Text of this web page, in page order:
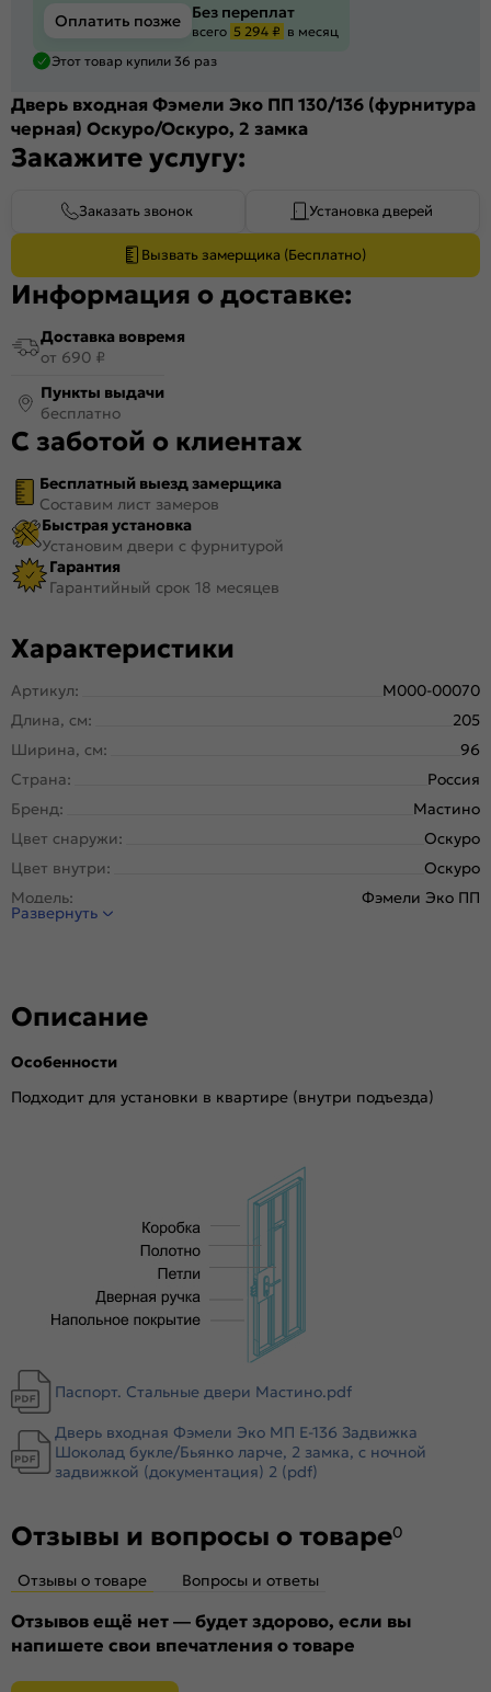
Оплатить позже Без переплат
всего 5 294 ₽ в месяц
Этот товар купили 36 раз
Дверь входная Фэмели Эко ПП 130/136 (фурнитура
черная) Оскуро/Оскуро, 2 замка
Закажите услугу:
Заказать звонок Установка дверей
Вызвать замерщика (Бесплатно)
Информация о доставке:
Доставка вовремя
от 690 ₽
Пункты выдачи
бесплатно
С заботой о клиентах
Бесплатный выезд замерщика
Составим лист замеров
Быстрая установка
Установим двери с фурнитурой
Гарантия
Гарантийный срок 18 месяцев
Характеристики
Артикул:
M000-00070
Длина, см:
205
Ширина, см:
96
Страна:
Россия
Бренд:
Мастино
Цвет снаружи:
Оскуро
Цвет внутри:
Оскуро
Модель:
Фэмели Эко ПП
Открывание:
Марка
Новолипецкий металлургический завод, завод
Отделка снаружи:
Отделка внутри:
Оскуро, 136
Толщина стали полотна (снаружи/внутри), мм:
Ширина наличника:
Тип коробки:
Уплотнитель:
2 контура уплотнителей
Цельногнутая конструкция полотна и короба,
Утепление:
Утепление коробки:
Мин вата
Крепление:
Верхний замок:
Border ЗВ 8-6/14
Класс замка:
Класс шумоизоляции:
3 класс ( 20-25 дБ)
Цилиндр:
Цилиндровый механизм 45х35(В) ЦАМ
Накладка цилиндровая
Развернуть
Описание
Особенности
Подходит для установки в квартире (внутри подъезда)
Паспорт. Стальные двери Мастино.pdf
Дверь входная Фэмели Эко МП E-136 Задвижка
Шоколад букле/Бьянко ларче, 2 замка, с ночной
задвижкой (документация) 2 (pdf)
Отзывы и вопросы о товаре0
Отзывы о товаре Вопросы и ответы
Отзывов ещё нет — будет здорово, если вы
напишете свои впечатления о товаре